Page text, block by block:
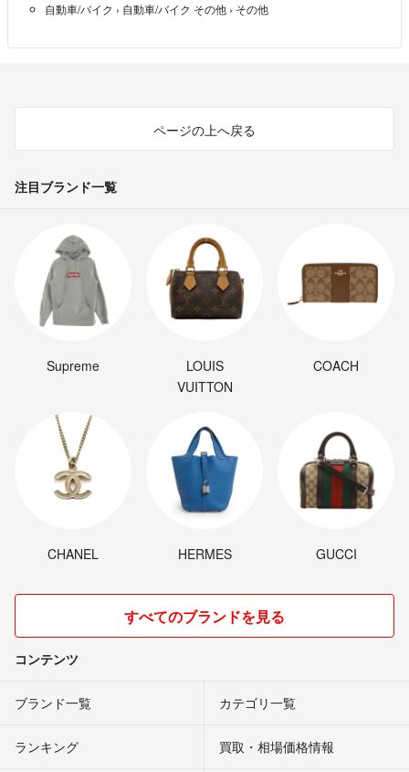
自動車/バイク › 自動車/バイク その他 › その他
ページの上へ戻る
注目ブランド一覧
Supreme
LOUIS
VUITTON
COACH
CHANEL HERMES GUCCI
すべてのブランドを見る
コンテンツ
ブランド一覧 カテゴリ一覧
ランキング 買取・相場価格情報